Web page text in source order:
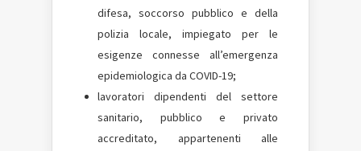
difesa, soccorso pubblico e della
polizia locale, impiegato per le
esigenze connesse all’emergenza
epidemiologica da COVID-19;
lavoratori dipendenti del settore
sanitario, pubblico e privato
accreditato, appartenenti alle